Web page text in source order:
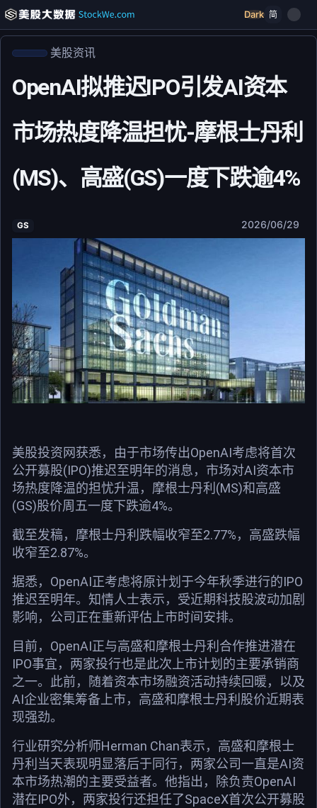
Dark 简
美股资讯
OpenAI拟推迟IPO引发AI资本
市场热度降温担忧-摩根士丹利
(MS)、高盛(GS)一度下跌逾4%
GS 2026/06/29
美股投资网获悉，由于市场传出OpenAI考虑将首次
公开募股(IPO)推迟至明年的消息，市场对AI资本市
场热度降温的担忧升温，摩根士丹利(MS)和高盛
(GS)股价周五一度下跌逾4%。
截至发稿，摩根士丹利跌幅收窄至2.77%，高盛跌幅
收窄至2.87%。
据悉，OpenAI正考虑将原计划于今年秋季进行的IPO
推迟至明年。知情人士表示，受近期科技股波动加剧
影响，公司正在重新评估上市时间安排。
目前，OpenAI正与高盛和摩根士丹利合作推进潜在
IPO事宜，两家投行也是此次上市计划的主要承销商
之一。此前，随着资本市场融资活动持续回暖，以及
AI企业密集筹备上市，高盛和摩根士丹利股价近期表
现强劲。
行业研究分析师Herman Chan表示，高盛和摩根士
丹利当天表现明显落后于同行，两家公司一直是AI资
本市场热潮的主要受益者。他指出，除负责OpenAI
潜在IPO外，两家投行还担任了SpaceX首次公开募股